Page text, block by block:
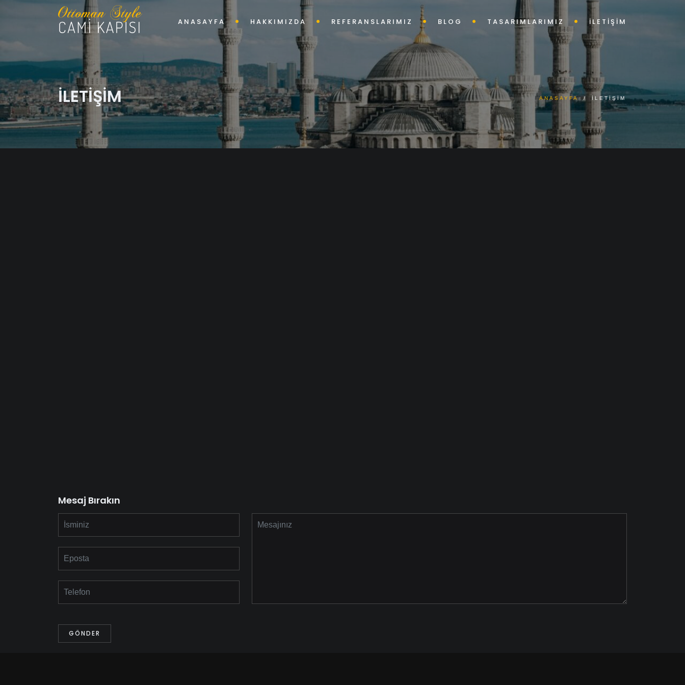
ANASAYFA HAKKIMIZDA REFERANSLARIMIZ BLOG TASARIMLARIMIZ İLETİŞİM
İLETİŞİM ANASAYFA / İLETİŞİM
Mesaj Bırakın